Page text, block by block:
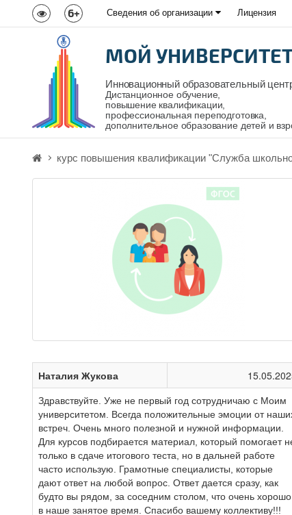
6+ Сведения об организации Лицензия
МОЙ
Инновационный образовательный
Дистанционное обучение,
повышение квалификации,
профессиональная переподготовка,
дополнительное образование детей и
курс повышения квалификации "Служба
Наталия Жукова
Здравствуйте. Уже не первый год сотрудничаю с Моим
университетом. Всегда положительные эмоции от
встреч. Очень много полезной и нужной информации.
Для курсов подбирается материал, который помогает
только в сдаче итогового теста, но в дальней работе
часто использую. Грамотные специалисты, которые
дают ответ на любой вопрос. Ответ дается сразу, как
будто вы рядом, за соседним столом, что очень хорошо
в наше занятое время. Спасибо вашему коллективу!!!